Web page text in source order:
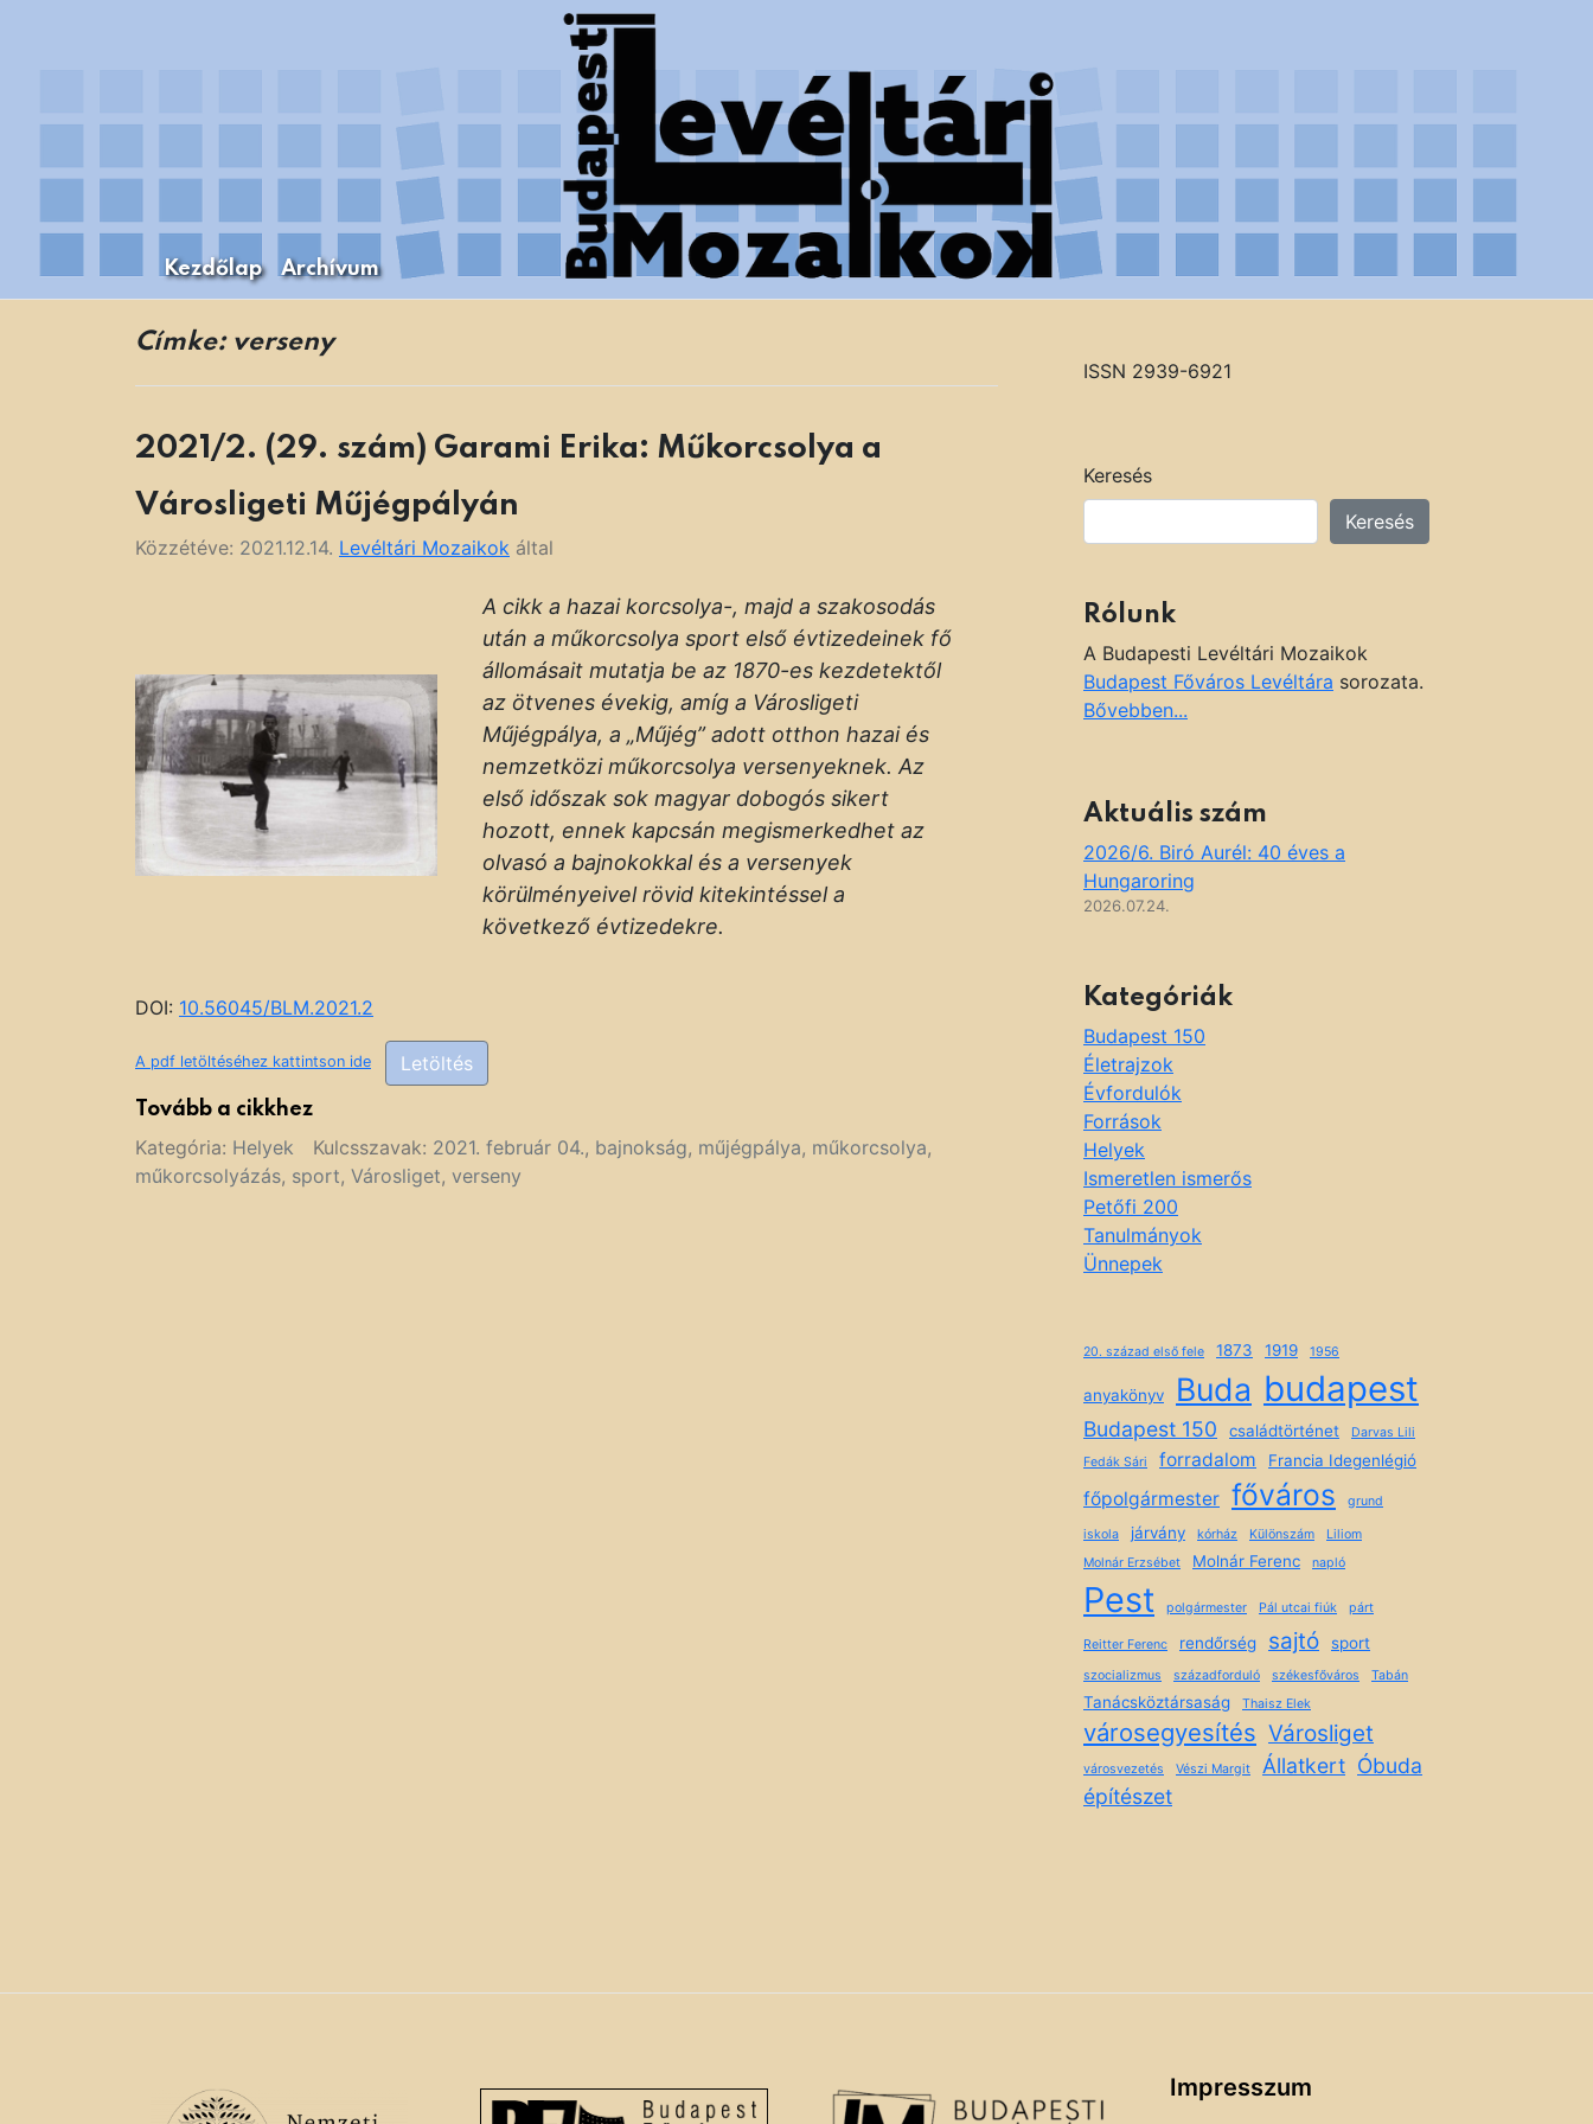
Levéltári Mozaikok
A Budapesti Levéltári Mozaikok Budapest Főváros Levéltára munkatársainak tanulmányai
Kezdőlap Archívum
Címke: verseny
2021/2. (29. szám) Garami Erika: Műkorcsolya a
Városligeti Műjégpályán
Közzétéve: 2021.12.14. Levéltári Mozaikok által
A cikk a hazai korcsolya-, majd a szakosodás
után a műkorcsolya sport első évtizedeinek fő
állomásait mutatja be az 1870-es kezdetektől
az ötvenes évekig, amíg a Városligeti
Műjégpálya, a „Műjég” adott otthon hazai és
nemzetközi műkorcsolya versenyeknek. Az
első időszak sok magyar dobogós sikert
hozott, ennek kapcsán megismerkedhet az
olvasó a bajnokokkal és a versenyek
körülményeivel rövid kitekintéssel a
következő évtizedekre.
DOI: 10.56045/BLM.2021.2
A pdf letöltéséhez kattintson ide Letöltés
Tovább a cikkhez
Kategória: Helyek Kulcsszavak: 2021. február 04., bajnokság, műjégpálya, műkorcsolya,
műkorcsolyázás, sport, Városliget, verseny
ISSN 2939-6921
Keresés
Keresés
Rólunk
A Budapesti Levéltári Mozaikok
Budapest Főváros Levéltára sorozata.
Bővebben...
Aktuális szám
2026/6. Biró Aurél: 40 éves a
Hungaroring
2026.07.24.
Kategóriák
Budapest 150
Életrajzok
Évfordulók
Források
Helyek
Ismeretlen ismerős
Petőfi 200
Tanulmányok
Ünnepek
20. század első fele 1873 1919 1956
anyakönyv Buda budapest
Budapest 150 családtörténet
Darvas Lili
Fedák Sári
forradalom Francia Idegenlégió
főpolgármester főváros grund
iskola járvány kórház Különszám
Liliom
Molnár Erzsébet
Molnár Ferenc napló
Pest polgármester Pál utcai fiúk párt
Reitter Ferenc rendőrség sajtó sport
szocializmus századforduló székesfőváros Tabán
Tanácsköztársaság Thaisz Elek
városegyesítés Városliget
városvezetés Vészi Margit Állatkert Óbuda
építészet
Impresszum